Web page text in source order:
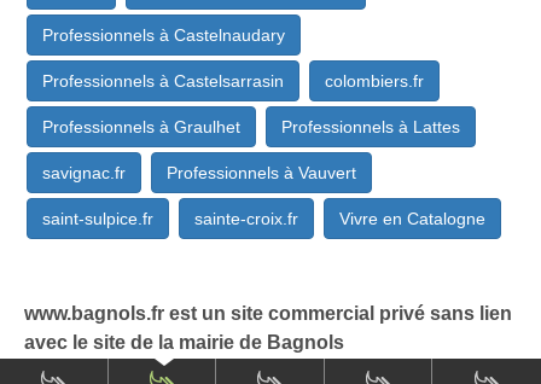
Professionnels à Castelnaudary
Professionnels à Castelsarrasin colombiers.fr
Professionnels à Graulhet Professionnels à Lattes
savignac.fr Professionnels à Vauvert
saint-sulpice.fr sainte-croix.fr Vivre en Catalogne
www.bagnols.fr est un site commercial privé sans lien
avec le site de la mairie de Bagnols